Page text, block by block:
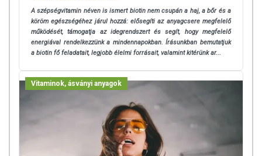
A szépségvitamin néven is ismert biotin nem csupán a haj, a bőr és a
köröm egészségéhez járul hozzá: elősegíti az anyagcsere megfelelő
működését, támogatja az idegrendszert és segít, hogy megfelelő
energiával rendelkezzünk a mindennapokban. Írásunkban bemutatjuk
a biotin fő feladatait, legjobb élelmi forrásait, valamint kitérünk ar...
Vitaminok, ásványi anyagok